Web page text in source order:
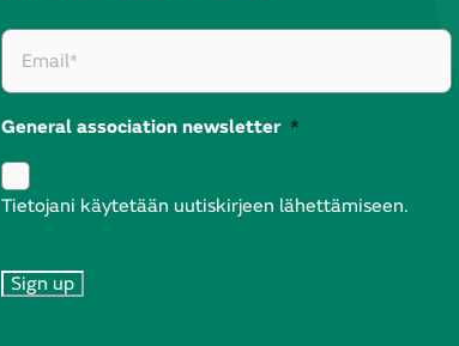
General association newsletter *
Tietojani käytetään uutiskirjeen lähettämiseen.